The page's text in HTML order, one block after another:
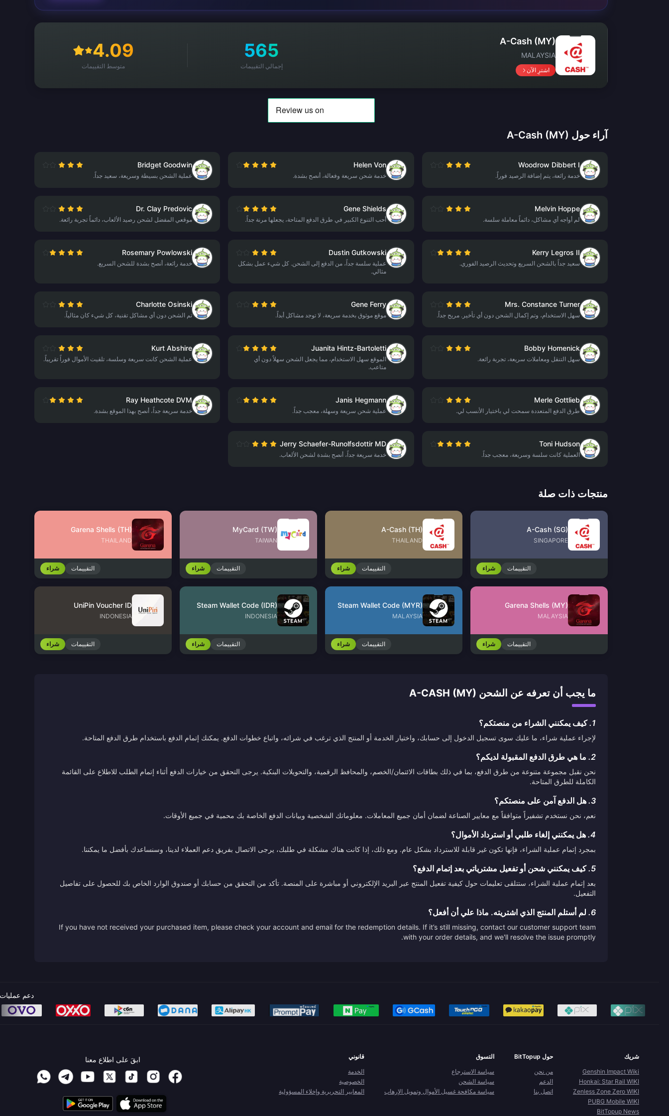
A-Cash (MY)
MALAYSIA
اشترِ الآن
565
إجمالي التقييمات
4.09
متوسط التقييمات
آراء حول A-Cash (MY)
Woodrow Dibbert I
خدمة رائعة، يتم إضافة الرصيد فوراً.
Helen Von
خدمة شحن سريعة وفعالة، أنصح بشدة.
Bridget Goodwin
عملية الشحن بسيطة وسريعة، سعيد جداً.
Melvin Hoppe
لم أواجه أي مشاكل، دائماً معاملة سلسة.
Gene Shields
أحب التنوع الكبير في طرق الدفع المتاحة، يجعلها مرنة جداً.
Dr. Clay Predovic
موقعي المفضل لشحن رصيد الألعاب، دائماً تجربة رائعة.
Kerry Legros II
سعيد جداً بالشحن السريع وتحديث الرصيد الفوري.
Dustin Gutkowski
عملية سلسة جداً، من الدفع إلى الشحن. كل شيء عمل بشكل
مثالي.
Rosemary Powlowski
خدمة رائعة، أنصح بشدة للشحن السريع.
Mrs. Constance Turner
سهل الاستخدام، وتم إكمال الشحن دون أي تأخير. مريح جداً.
Gene Ferry
موقع موثوق بخدمة سريعة، لا توجد مشاكل أبداً.
Charlotte Osinski
تم الشحن دون أي مشاكل تقنية، كل شيء كان مثالياً.
Bobby Homenick
سهل التنقل ومعاملات سريعة، تجربة رائعة.
Juanita Hintz-Bartoletti
الموقع سهل الاستخدام، مما يجعل الشحن سهلاً دون أي
متاعب.
Kurt Abshire
عملية الشحن كانت سريعة وسلسة، تلقيت الأموال فوراً تقريباً.
Merle Gottlieb
طرق الدفع المتعددة سمحت لي باختيار الأنسب لي.
Janis Hegmann
عملية شحن سريعة وسهلة، معجب جداً.
Ray Heathcote DVM
خدمة سريعة جداً، أنصح بهذا الموقع بشدة.
Toni Hudson
العملية كانت سلسة وسريعة، معجب جداً.
Jerry Schaefer-Runolfsdottir MD
خدمة سريعة جداً، أنصح بشدة لشحن الألعاب.
منتجات ذات صلة
A-Cash (SG)
SINGAPORE
التقييمات شراء
A-Cash (TH)
THAILAND
التقييمات شراء
MyCard (TW)
TAIWAN
التقييمات شراء
Garena Shells (TH)
THAILAND
التقييمات شراء
Garena Shells (MY)
MALAYSIA
التقييمات شراء
Steam Wallet Code (MYR)
MALAYSIA
التقييمات شراء
Steam Wallet Code (IDR)
INDONESIA
التقييمات شراء
UniPin Voucher ID
INDONESIA
التقييمات شراء
ما يجب أن تعرفه عن الشحن A-CASH (MY)
1. كيف يمكنني الشراء من منصتكم؟
لإجراء عملية شراء، ما عليك سوى تسجيل الدخول إلى حسابك، واختيار الخدمة أو المنتج الذي ترغب في شرائه، واتباع خطوات الدفع. يمكنك إتمام الدفع باستخدام طرق الدفع المتاحة.
2. ما هي طرق الدفع المقبولة لديكم؟
نحن نقبل مجموعة متنوعة من طرق الدفع، بما في ذلك بطاقات الائتمان/الخصم، والمحافظ الرقمية، والتحويلات البنكية. يرجى التحقق من خيارات الدفع أثناء إتمام الطلب للاطلاع على القائمة
الكاملة للطرق المتاحة.
3. هل الدفع آمن على منصتكم؟
نعم، نحن نستخدم تشفيراً متوافقاً مع معايير الصناعة لضمان أمان جميع المعاملات. معلوماتك الشخصية وبيانات الدفع الخاصة بك محمية في جميع الأوقات.
4. هل يمكنني إلغاء طلبي أو استرداد الأموال؟
بمجرد إتمام عملية الشراء، فإنها تكون غير قابلة للاسترداد بشكل عام. ومع ذلك، إذا كانت هناك مشكلة في طلبك، يرجى الاتصال بفريق دعم العملاء لدينا، وسنساعدك بأفضل ما يمكننا.
5. كيف يمكنني شحن أو تفعيل مشترياتي بعد إتمام الدفع؟
بعد إتمام عملية الشراء، ستتلقى تعليمات حول كيفية تفعيل المنتج عبر البريد الإلكتروني أو مباشرة على المنصة. تأكد من التحقق من حسابك أو صندوق الوارد الخاص بك للحصول على تفاصيل
التفعيل.
6. لم أستلم المنتج الذي اشتريته. ماذا علي أن أفعل؟
If you have not received your purchased item, please check your account and email for the redemption details. If it’s still missing, contact our customer support team
with your order details, and we'll resolve the issue promptly.
دعم عمليات
شريك
Genshin Impact Wiki
Honkai: Star Rail WIKI
Zenless Zone Zero WIKI
PUBG Mobile WIKI
BitTopup News
حول BitTopup
من نحن
الدعم
اتصل بنا
التسوق
سياسة الاسترجاع
سياسة الشحن
سياسة مكافحة غسيل الأموال وتمويل الإرهاب
قانوني
الخدمة
الخصوصية
المعايير التحريرية وإخلاء المسؤولية
ابقَ على اطلاع معنا